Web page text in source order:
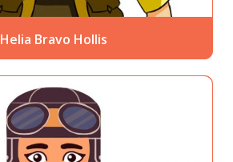
Helia Bravo Hollis